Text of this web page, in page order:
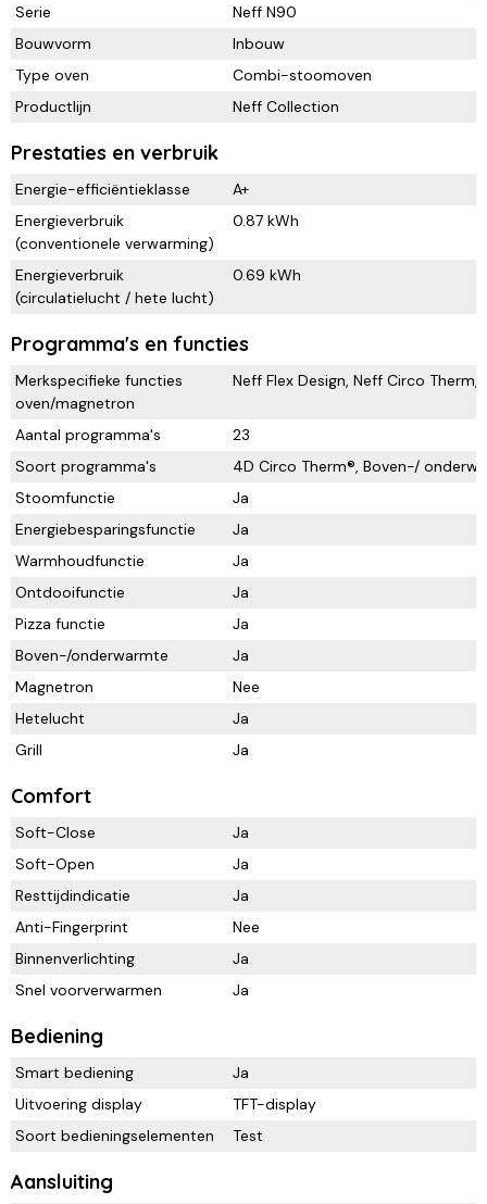
Serie
Neff N90
Bouwvorm
Inbouw
Type oven
Combi-stoomoven
Productlijn
Neff Collection
Prestaties en verbruik
Energie-efficiëntieklasse
A+
Energieverbruik
(conventionele verwarming)
0.87 kWh
Energieverbruik
(circulatielucht / hete lucht)
0.69 kWh
Programma's en functies
Merkspecifieke functies
oven/magnetron
Neff Flex Design, Neff Circo
Aantal programma's
23
Soort programma's
4D Circo Therm®, Boven-/
Stoomfunctie
Ja
Energiebesparingsfunctie
Ja
Warmhoudfunctie
Ja
Ontdooifunctie
Ja
Pizza functie
Ja
Boven-/onderwarmte
Ja
Magnetron
Nee
Hetelucht
Ja
Grill
Ja
Comfort
Soft-Close
Ja
Soft-Open
Ja
Resttijdindicatie
Ja
Anti-Fingerprint
Nee
Binnenverlichting
Ja
Snel voorverwarmen
Ja
Bediening
Smart bediening
Ja
Uitvoering display
TFT-display
Soort bedieningselementen
Test
Aansluiting